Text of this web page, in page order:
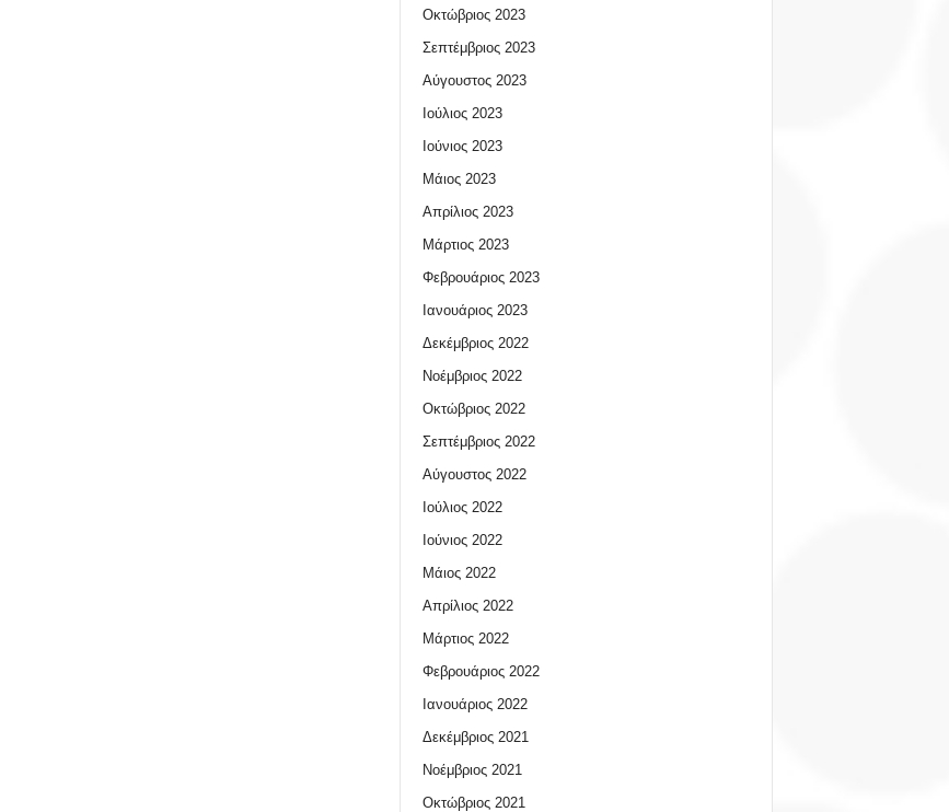
Οκτώβριος 2023
Σεπτέμβριος 2023
Αύγουστος 2023
Ιούλιος 2023
Ιούνιος 2023
Μάιος 2023
Απρίλιος 2023
Μάρτιος 2023
Φεβρουάριος 2023
Ιανουάριος 2023
Δεκέμβριος 2022
Νοέμβριος 2022
Οκτώβριος 2022
Σεπτέμβριος 2022
Αύγουστος 2022
Ιούλιος 2022
Ιούνιος 2022
Μάιος 2022
Απρίλιος 2022
Μάρτιος 2022
Φεβρουάριος 2022
Ιανουάριος 2022
Δεκέμβριος 2021
Νοέμβριος 2021
Οκτώβριος 2021